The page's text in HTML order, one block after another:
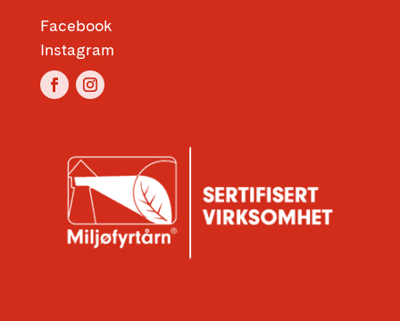
Facebook
Instagram